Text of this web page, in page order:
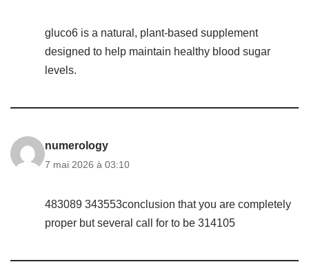
gluco6 is a natural, plant-based supplement
designed to help maintain healthy blood sugar
levels.
numerology
7 mai 2026 à 03:10
483089 343553conclusion that you are completely
proper but several call for to be 314105